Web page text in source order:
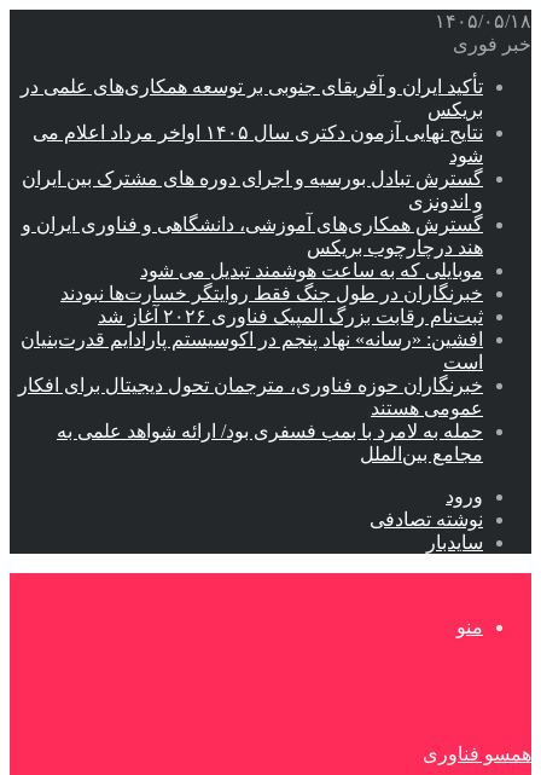
۱۴۰۵/۰۵/۱۸
خبر فوری
تأکید ایران و آفریقای جنوبی بر توسعه همکاری‌های علمی در
بریکس
نتایج نهایی آزمون دکتری سال ۱۴۰۵ اواخر مرداد اعلام می
شود
گسترش تبادل بورسیه و اجرای دوره های مشترک بین ایران
و اندونزی
گسترش همکاری‌های آموزشی، دانشگاهی و فناوری ایران و
هند درچارچوب بریکس
موبایلی که به ساعت هوشمند تبدیل می شود
خبرنگاران در طول جنگ فقط روایتگر خسارت‌ها نبودند
ثبت‌نام رقابت بزرگ المپیک فناوری ۲۰۲۶ آغاز شد
افشین: «رسانه» نهاد پنجم در اکوسیستم پارادایم قدرت‌بنیان
است
خبرنگاران حوزه فناوری، مترجمان تحول دیجیتال برای افکار
عمومی هستند
حمله به لامرد با بمب فسفری بود/ ارائه شواهد علمی به
مجامع بین‌الملل
ورود
نوشته تصادفی
سایدبار
منو
همسو فناوری